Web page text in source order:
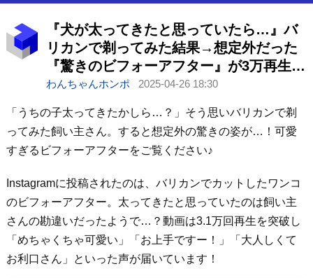
『犬が太ってきたと思っていたら…』バ
リカンで剃ってみた結果→想定外だった
『驚きのビフォーアフター』が3万再生
「かわいい」「快適そう」
わんちゃんホンポ 2025-04-26 18:30
「うちの子太ってきたかしら…？」そう思いバリカンで剃
ってみた飼い主さん。すると想定外の驚きの姿が…！可愛
すぎるビフォーアフターをご覧ください♪
Instagramに投稿されたのは、バリカンでカットしたワンコ
のビフォーアフター。太ってきたと思っていたのは飼い主
さんの勘違いだったようで…？動画は3.1万回再生を突破し
「めちゃくちゃ可愛い」「お上手ですー！」「大人しくて
お利口さん」といった声が届いています！